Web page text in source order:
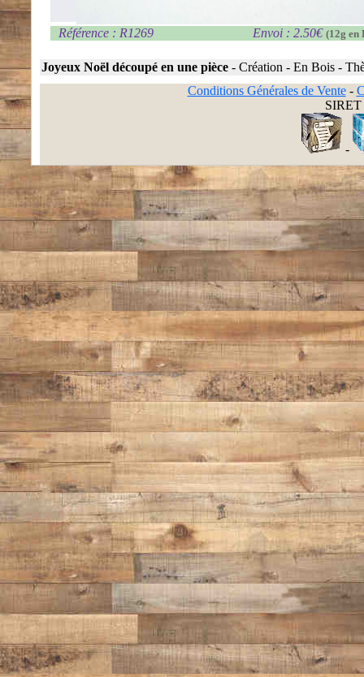
Référence : R1269 Envoi : 2.50€ (12g en
Joyeux Noël découpé en une pièce - Création - En Bois -
Conditions Générales de Vente-
SIRET
-